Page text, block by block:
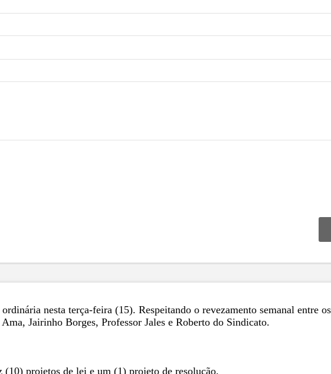
nesta terça-feira (15). Respeitando o revezamento semanal entre
Jairinho Borges, Professor Jales e Roberto do Sindicato.
projetos de lei e um (1) projeto de resolução.